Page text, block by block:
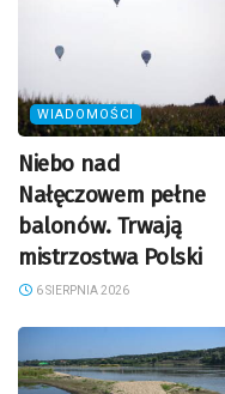
WIADOMOŚCI
Niebo nad
Nałęczowem pełne
balonów. Trwają
mistrzostwa Polski
6 SIERPNIA 2026